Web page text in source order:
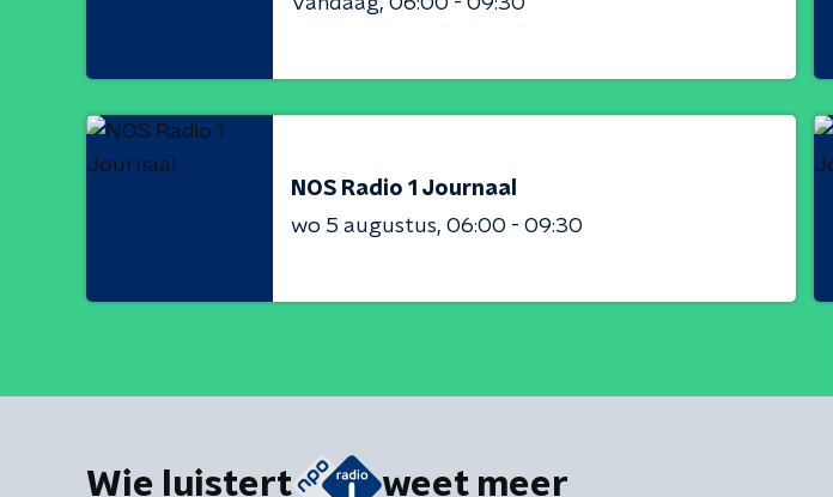
NOS Radio 1 Journaal
wo 5 augustus 06:00 - 09:30
Wie luistert weet meer